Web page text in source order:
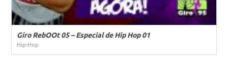
Giro RebOOt 05 – Especial de Hip Hop 01
Hip-Hop